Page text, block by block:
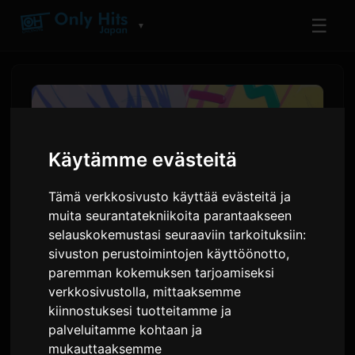
Käytämme evästeitä
Tämä verkkosivusto käyttää evästeitä ja
muita seurantatekniikoita parantaakseen
selauskokemustasi seuraaviin tarkoituksiin:
sivuston perustoimintojen käyttöönotto,
paremman kokemuksen tarjoamiseksi
verkkosivustolla, mittaaksemme
kiinnostuksesi tuotteitamme ja
palveluitamme kohtaan ja
mukauttaaksemme
▼ ☰
BanG Dream! Yume∞Mita -
jakson 4 esikatse julkaistu
KirjoittanutSam
7 heinäkuuta 2026